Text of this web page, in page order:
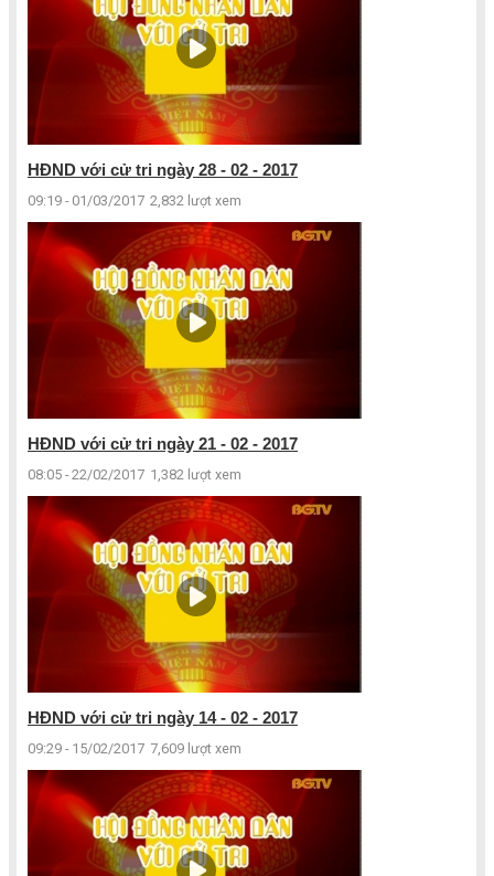
HĐND với cử tri ngày 28 - 02 - 2017
09:19 - 01/03/2017 2,832 lượt xem
HĐND với cử tri ngày 21 - 02 - 2017
08:05 - 22/02/2017 1,382 lượt xem
HĐND với cử tri ngày 14 - 02 - 2017
09:29 - 15/02/2017 7,609 lượt xem